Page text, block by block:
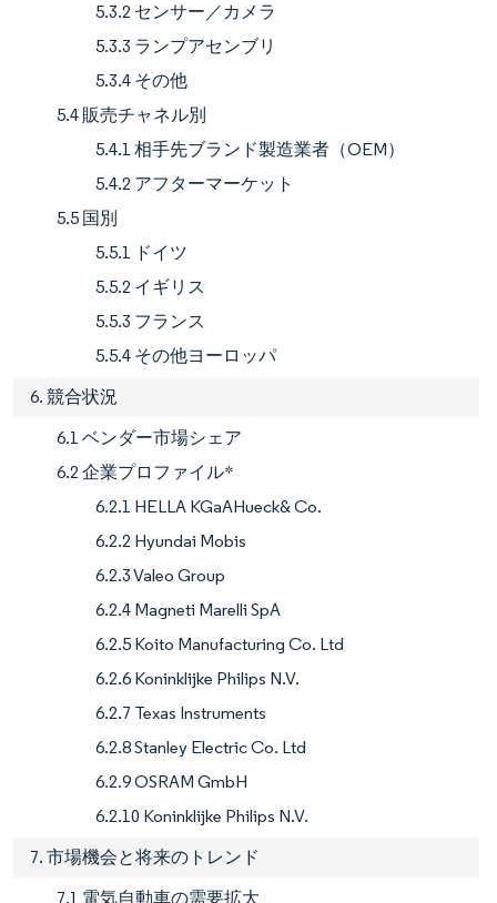
5.3.2 センサー／カメラ
5.3.3 ランプアセンブリ
5.3.4 その他
5.4 販売チャネル別
5.4.1 相手先ブランド製造業者（OEM）
5.4.2 アフターマーケット
5.5 国別
5.5.1 ドイツ
5.5.2 イギリス
5.5.3 フランス
5.5.4 その他ヨーロッパ
6. 競合状況
6.1 ベンダー市場シェア
6.2 企業プロファイル*
6.2.1 HELLA KGaAHueck& Co.
6.2.2 Hyundai Mobis
6.2.3 Valeo Group
6.2.4 Magneti Marelli SpA
6.2.5 Koito Manufacturing Co. Ltd
6.2.6 Koninklijke Philips N.V.
6.2.7 Texas Instruments
6.2.8 Stanley Electric Co. Ltd
6.2.9 OSRAM GmbH
6.2.10 Koninklijke Philips N.V.
7. 市場機会と将来のトレンド
7.1 電気自動車の需要拡大